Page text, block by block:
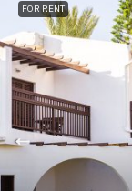
FOR RENT